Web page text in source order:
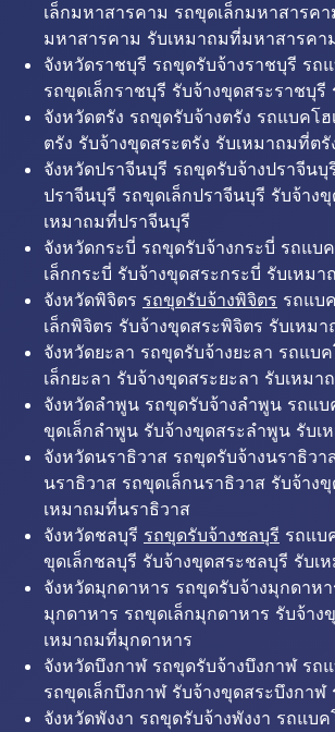
เล็กมหาสารคาม รถขุดเล็กมหาสารค
มหาสารคาม รับเหมาถมที่มหาสารคา
จังหวัดราชบุรี รถขุดรับจ้างราชบุรี รถ
รถขุดเล็กราชบุรี รับจ้างขุดสระราชบุ
จังหวัดตรัง รถขุดรับจ้างตรัง รถแบคโฮ
ตรัง รับจ้างขุดสระตรัง รับเหมาถมที่ตรั
จังหวัดปราจีนบุรี รถขุดรับจ้างปราจีนบุ
ปราจีนบุรี รถขุดเล็กปราจีนบุรี รับจ้าง
เหมาถมที่ปราจีนบุรี
จังหวัดกระบี่ รถขุดรับจ้างกระบี่ รถแบ
เล็กกระบี่ รับจ้างขุดสระกระบี่ รับเหม
จังหวัดพิจิตร รถขุดรับจ้างพิจิตร รถแบ
เล็กพิจิตร รับจ้างขุดสระพิจิตร รับเหม
จังหวัดยะลา รถขุดรับจ้างยะลา รถแบ
เล็กยะลา รับจ้างขุดสระยะลา รับเหมา
จังหวัดลำพูน รถขุดรับจ้างลำพูน รถแบ
ขุดเล็กลำพูน รับจ้างขุดสระลำพูน รับ
จังหวัดนราธิวาส รถขุดรับจ้างนราธิวา
นราธิวาส รถขุดเล็กนราธิวาส รับจ้าง
เหมาถมที่นราธิวาส
จังหวัดชลบุรี รถขุดรับจ้างชลบุรี รถแบ
ขุดเล็กชลบุรี รับจ้างขุดสระชลบุรี รับเ
จังหวัดมุกดาหาร รถขุดรับจ้างมุกดาห
มุกดาหาร รถขุดเล็กมุกดาหาร รับจ้าง
เหมาถมที่มุกดาหาร
จังหวัดบึงกาฬ รถขุดรับจ้างบึงกาฬ รถ
รถขุดเล็กบึงกาฬ รับจ้างขุดสระบึงกา
จังหวัดพังงา รถขุดรับจ้างพังงา รถแบ